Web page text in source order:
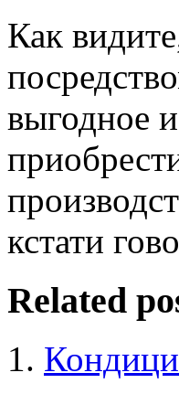
Как
выгодное
кстати
Related